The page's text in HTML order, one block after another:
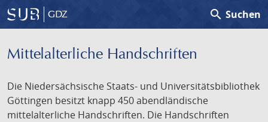
GDZ search Suchen
Mittelalterliche Handschriften
Die Niedersächsische Staats- und Universitätsbibliothek
Göttingen besitzt knapp 450 abendländische
mittelalterliche Handschriften. Die Handschriften